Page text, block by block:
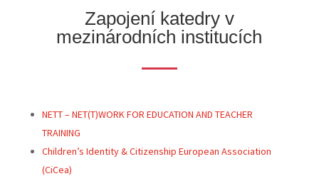
Zapojení katedry v
mezinárodních institucích
NETT – NET(T)WORK FOR EDUCATION AND TEACHER
TRAINING
Children’s Identity & Citizenship European Association
(CiCea)